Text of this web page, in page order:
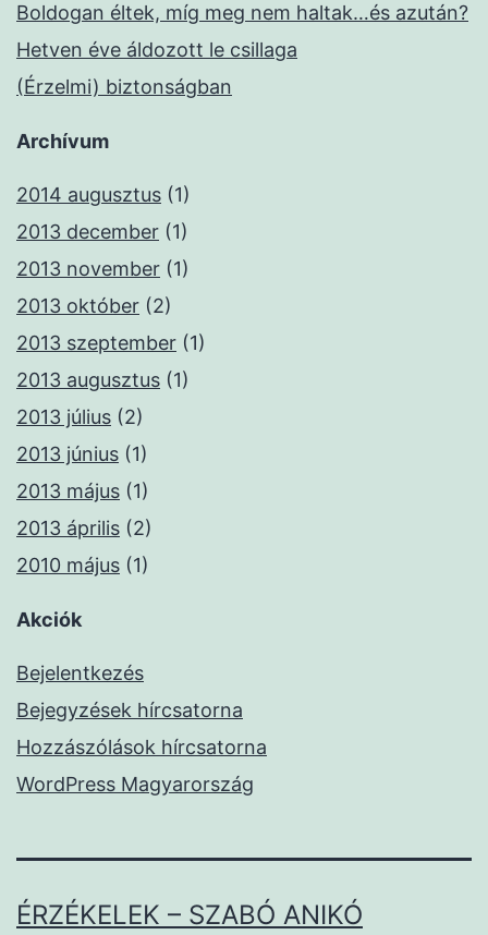
Boldogan éltek, míg meg nem haltak…és azután?
Hetven éve áldozott le csillaga
(Érzelmi) biztonságban
Archívum
2014 augusztus (1)
2013 december (1)
2013 november (1)
2013 október (2)
2013 szeptember (1)
2013 augusztus (1)
2013 július (2)
2013 június (1)
2013 május (1)
2013 április (2)
2010 május (1)
Akciók
Bejelentkezés
Bejegyzések hírcsatorna
Hozzászólások hírcsatorna
WordPress Magyarország
ÉRZÉKELEK – SZABÓ ANIKÓ